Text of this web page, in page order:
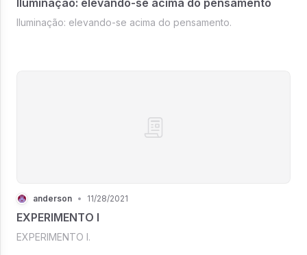
Iluminação: elevando-se acima do pensamento.
anderson • 11/28/2021
EXPERIMENTO I
EXPERIMENTO I.